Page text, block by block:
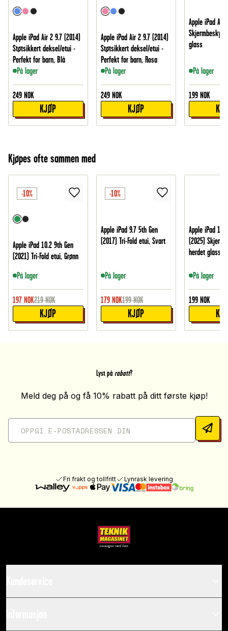
Apple iPad Air 2 9.7 (2014)
Støtsikkert deksel/etui -
Perfekt for barn, Blå
På lager
249 NOK
KJØP
Apple iPad Air 2 9.7 (2014)
Støtsikkert deksel/etui -
Perfekt for barn, Rosa
På lager
249 NOK
KJØP
Apple iPad Air
glass
På lager
199 NOK
Kjøpes ofte sammen med
-10%
Apple iPad 10.2 9th Gen
(2021) Tri-Fold etui, Grønn
På lager
197 NOK219 NOK
KJØP
-10%
Apple iPad 9.7 5th Gen
(2017) Tri-Fold etui, Svart
På lager
179 NOK199 NOK
KJØP
Apple iPad 11
(2025)
herdet glass
På lager
199 NOK
Lyst på rabatt?
Meld deg på og få 10% rabatt på ditt første kjøp!
Fri frakt og tollfritt Lynrask levering